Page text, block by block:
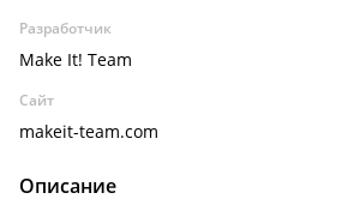
Разработчик
Make It! Team
Сайт
makeit-team.com
Описание